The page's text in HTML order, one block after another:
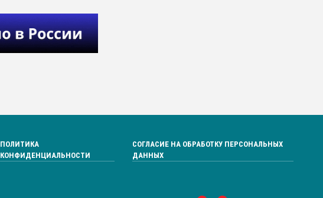
ПОЛИТИКА
КОНФИДЕНЦИАЛЬНОСТИ
СОГЛАСИЕ НА ОБРАБОТКУ ПЕРСОНАЛЬНЫХ
ДАННЫХ